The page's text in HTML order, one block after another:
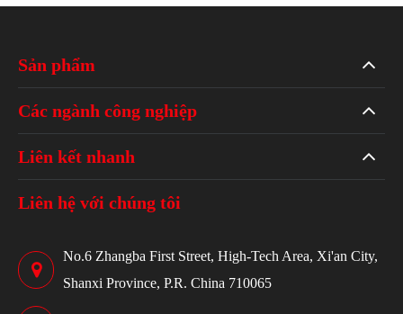
Sản phẩm
Các ngành công nghiệp
Liên kết nhanh
Liên hệ với chúng tôi
No.6 Zhangba First Street, High-Tech Area, Xi'an City,
Shanxi Province, P.R. China 710065